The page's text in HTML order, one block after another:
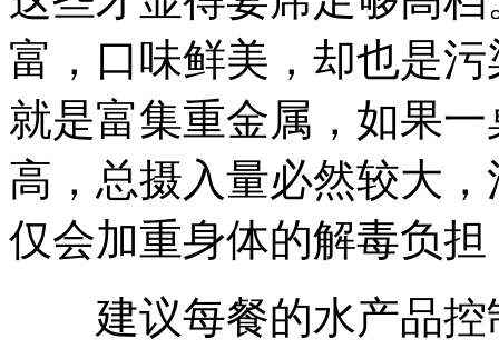
富，口味鲜美，却也是
就是富集重金属，如果
高，总摄入量必然较大
仅会加重身体的解毒负
建议每餐的水产品控